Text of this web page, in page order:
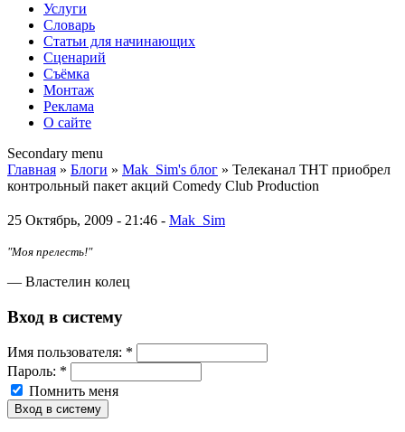
Услуги
Словарь
Статьи для начинающих
Сценарий
Съёмка
Монтаж
Реклама
О сайте
Secondary menu
Главная » Блоги » Mak_Sim's блог » Телеканал ТНТ приобрел
контрольный пакет акций Comedy Club Production
25 Октябрь, 2009 - 21:46 - Mak_Sim
"Моя прелесть!"
— Властелин колец
Вход в систему
Имя пoльзовaтeля: *
Пароль: *
Помнить меня